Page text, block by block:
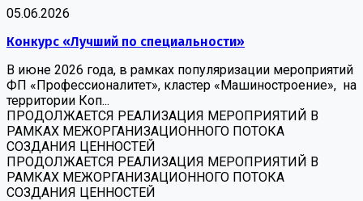
05.06.2026
Конкурс «Лучший по специальности»
В июне 2026 года, в рамках популяризации мероприятий
ФП «Профессионалитет», кластер «Машиностроение», на
территории Коп...
ПРОДОЛЖАЕТСЯ РЕАЛИЗАЦИЯ МЕРОПРИЯТИЙ В
РАМКАХ МЕЖОРГАНИЗАЦИОННОГО ПОТОКА
СОЗДАНИЯ ЦЕННОСТЕЙ
ПРОДОЛЖАЕТСЯ РЕАЛИЗАЦИЯ МЕРОПРИЯТИЙ В
РАМКАХ МЕЖОРГАНИЗАЦИОННОГО ПОТОКА
СОЗДАНИЯ ЦЕННОСТЕЙ